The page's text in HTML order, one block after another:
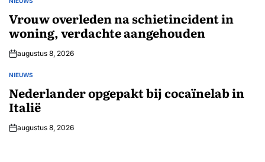
GEPLAATST
Vrouw overleden na schietincident in
woning, verdachte aangehouden
augustus 8, 2026
GEPLAATST
NIEUWS
Nederlander opgepakt bij cocaïnelab in
Italië
augustus 8, 2026